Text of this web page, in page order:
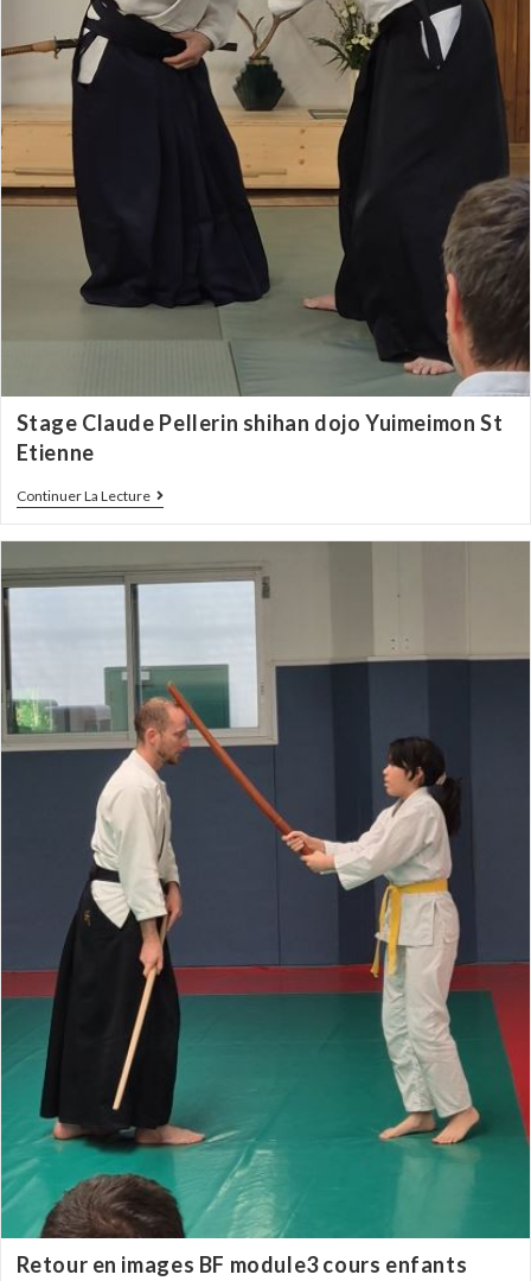
Stage Claude Pellerin shihan dojo Yuimeimon St
Etienne
Continuer La Lecture
Retour en images BF module3 cours enfants